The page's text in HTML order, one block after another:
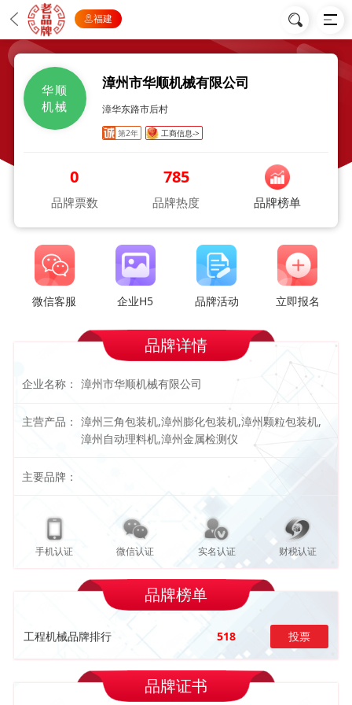
福建
华顺
机械
漳州市华顺机械有限公司
漳华东路市后村
第2年 工商信息->
0
品牌票数
785
品牌热度 品牌榜单
微信客服 企业H5 品牌活动 立即报名
品牌详情
企业名称： 漳州市华顺机械有限公司
主营产品： 漳州三角包装机,漳州膨化包装机,漳州颗粒包装机,
漳州自动理料机,漳州金属检测仪
主要品牌：
手机认证 微信认证 实名认证 财税认证
品牌榜单
工程机械品牌排行 518 投票
品牌证书